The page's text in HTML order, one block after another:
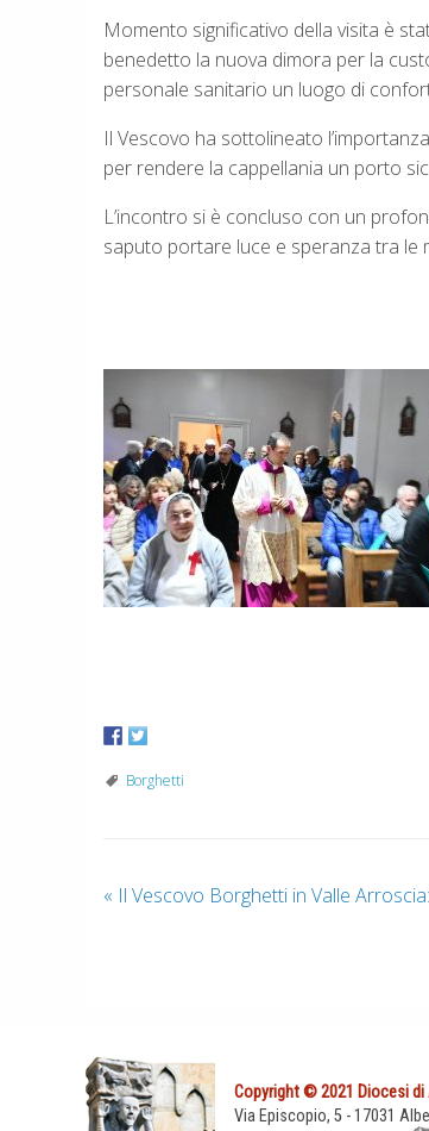
Momento significativo della visita è
benedetto la nuova dimora per la
personale sanitario un luogo di
Il Vescovo ha sottolineato
per rendere la cappellania un porto
L’incontro si è concluso con un
saputo portare luce e speranza tra le
Borghetti
« Il Vescovo Borghetti in Valle
Copyright © 2021 Diocesi di
Via Episcopio, 5 - 17031